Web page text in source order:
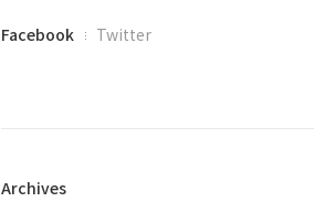
페
플
Facebook Twitter
Archives